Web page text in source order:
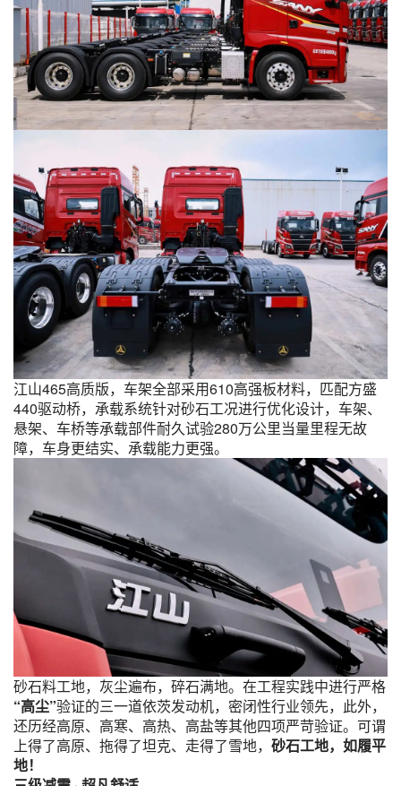
江山465高质版，车架全部采用610高强板材料，匹配方盛
440驱动桥，承载系统针对砂石工况进行优化设计，车架、
悬架、车桥等承载部件耐久试验280万公里当量里程无故
障，车身更结实、承载能力更强。
砂石料工地，灰尘遍布，碎石满地。在工程实践中进行严格
“高尘”验证的三一道依茨发动机，密闭性行业领先，此外，
还历经高原、高寒、高热、高盐等其他四项严苛验证。可谓
上得了高原、拖得了坦克、走得了雪地， 砂石工地，如履平
地！